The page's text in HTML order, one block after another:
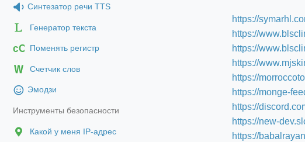
Синтезатор речи TTS
Генератор текста
cC Поменять регистр
Счетчик слов
Эмодзи
Инструменты безопасности
Какой у меня IP-адрес
https://
https://
https://
https://
https://
https://monge-
https://
https://new-
https://